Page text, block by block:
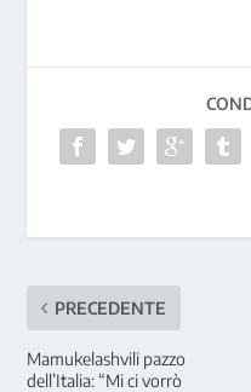
PRECEDENTE
Mamukelashvili pazzo
dell’Italia: “Mi ci vorrò